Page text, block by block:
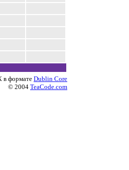
в форматеDublin Core
© 2004 TeaCode.com